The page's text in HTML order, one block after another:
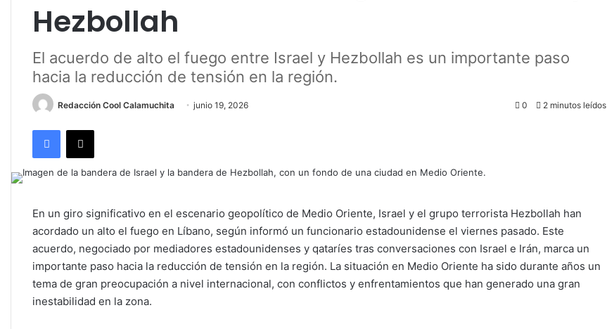
Hezbollah
El acuerdo de alto el fuego entre Israel y Hezbollah es un importante paso
hacia la reducción de tensión en la región.
Redacción Cool Calamuchita junio 19, 2026 0 2 minutos leídos
Facebook
X
En un giro significativo en el escenario geopolítico de Medio Oriente, Israel y el grupo terrorista Hezbollah han
acordado un alto el fuego en Líbano, según informó un funcionario estadounidense el viernes pasado. Este
acuerdo, negociado por mediadores estadounidenses y qataríes tras conversaciones con Israel e Irán, marca un
importante paso hacia la reducción de tensión en la región. La situación en Medio Oriente ha sido durante años un
tema de gran preocupación a nivel internacional, con conflictos y enfrentamientos que han generado una gran
inestabilidad en la zona.